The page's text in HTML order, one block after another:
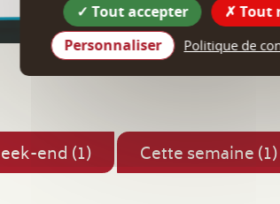
end (1) Cette semaine (1)
Tout accepter
Tout
Personnaliser
Politique de